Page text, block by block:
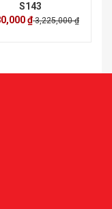
S143
₫3,225,000 ₫